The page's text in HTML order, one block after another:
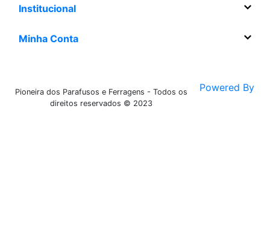
Institucional
Minha Conta
Pioneira dos Parafusos e Ferragens - Todos os
direitos reservados © 2023
Powered By